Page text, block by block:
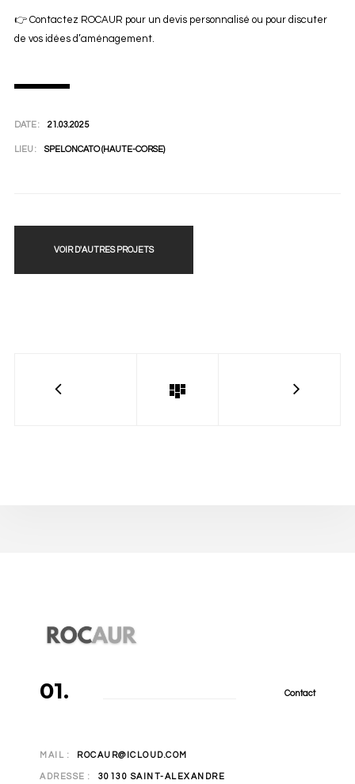
👉 Contactez ROCAUR pour un devis personnalisé ou pour discuter
de vos idées d’aménagement.
DATE : 21.03.2025
LIEU : SPELONCATO (HAUTE-CORSE)
VOIR D'AUTRES PROJETS
01. Contact
MAIL : ROCAUR@ICLOUD.COM
ADRESSE : 30130 SAINT-ALEXANDRE